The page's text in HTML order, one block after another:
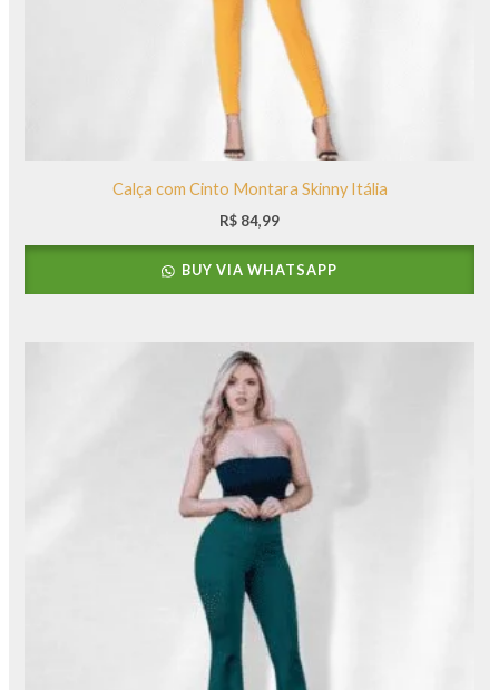
Calça com Cinto Montara Skinny Itália
R$ 84,99
BUY VIA WHATSAPP